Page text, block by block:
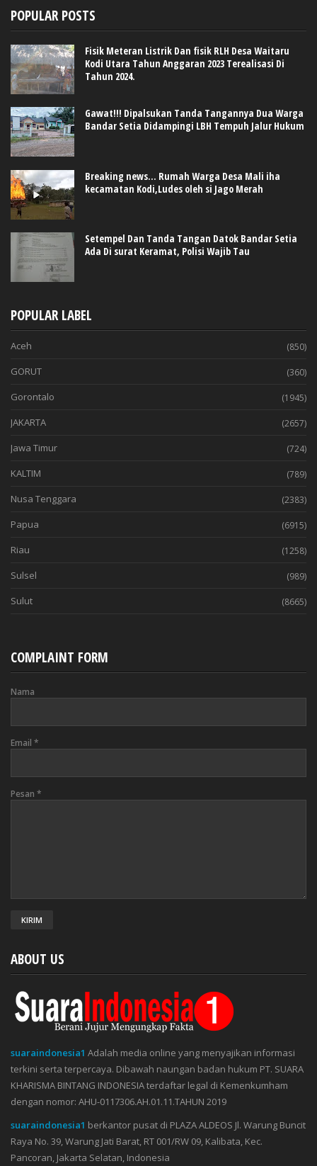
POPULAR POSTS
Fisik Meteran Listrik Dan fisik RLH Desa Waitaru
Kodi Utara Tahun Anggaran 2023 Terealisasi Di
Tahun 2024.
Gawat!!! Dipalsukan Tanda Tangannya Dua Warga
Bandar Setia Didampingi LBH Tempuh Jalur Hukum
Breaking news... Rumah Warga Desa Mali iha
kecamatan Kodi,Ludes oleh si Jago Merah
Setempel Dan Tanda Tangan Datok Bandar Setia
Ada Di surat Keramat, Polisi Wajib Tau
POPULAR LABEL
Aceh (850)
GORUT (360)
Gorontalo (1945)
JAKARTA (2657)
Jawa Timur (724)
KALTIM (789)
Nusa Tenggara (2383)
Papua (6915)
Riau (1258)
Sulsel (989)
Sulut (8665)
COMPLAINT FORM
Nama
Email *
Pesan *
ABOUT US
suaraindonesia1 Adalah media online yang menyajikan informasi
terkini serta terpercaya. Dibawah naungan badan hukum PT. SUARA
KHARISMA BINTANG INDONESIA terdaftar legal di Kemenkumham
dengan nomor: AHU-0117306.AH.01.11.TAHUN 2019
suaraindonesia1 berkantor pusat di PLAZA ALDEOS Jl. Warung Buncit
Raya No. 39, Warung Jati Barat, RT 001/RW 09, Kalibata, Kec.
Pancoran, Jakarta Selatan, Indonesia